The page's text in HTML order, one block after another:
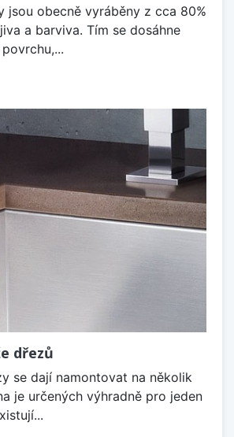
jsou obecně vyráběny z cca 80%
a barviva. Tím se dosáhne
dřezů
se dají namontovat na několik
je určených výhradně pro jeden